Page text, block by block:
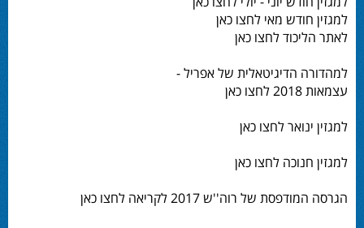
למגזין חודש מאי לחצו כאן
לאתר הליכוד לחצו כאן
למהדורה הדיגיטאלית של אפריל -
עצמאות 2018 לחצו כאן
למגזין ינואר לחצו כאן
למגזין חנוכה לחצו כאן
הגרסה המודפסת של רוה''ש 2017 לקריאה לחצו כאן